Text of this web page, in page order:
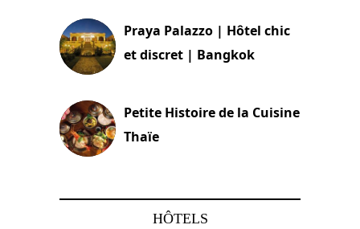
Praya Palazzo | Hôtel chic
et discret | Bangkok
Petite Histoire de la Cuisine
Thaïe
HÔTELS